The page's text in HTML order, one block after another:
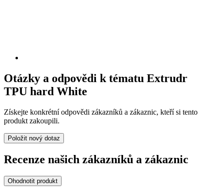
Otázky a odpovědi k tématu Extrudr
TPU hard White
Získejte konkrétní odpovědi zákazníků a zákaznic, kteří si tento
produkt zakoupili.
Položit nový dotaz
Recenze našich zákazníků a zákaznic
Ohodnotit produkt